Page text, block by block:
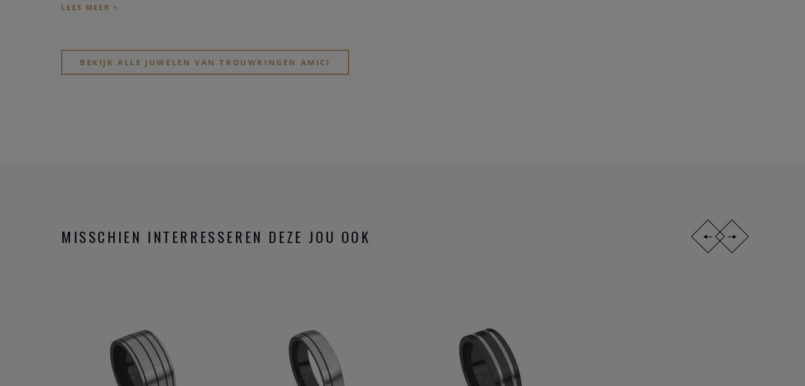
BEKIJK ALLE JUWELEN VAN TROUWRINGEN AMICI
MISSCHIEN INTERRESSEREN DEZE JOU OOK